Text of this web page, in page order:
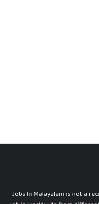
Jobs In Malayalam is not a